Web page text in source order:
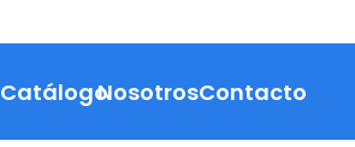
CatálogoNosotrosContacto